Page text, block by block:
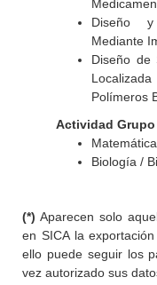
Diseño y
Mediante
Diseño de
Polímeros
Actividad
Biología /
(*) Aparecen solo
en SICA la
ello puede seguir los
vez autorizado sus